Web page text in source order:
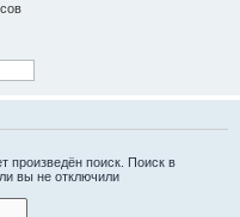
произведён поиск. Поиск в
вы не отключили